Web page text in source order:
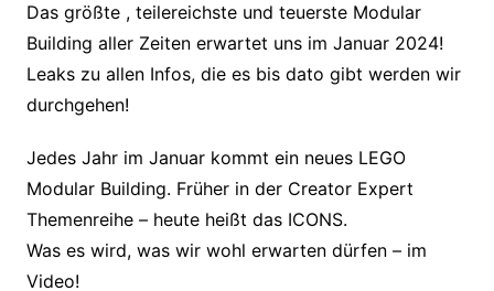
Das größte , teilereichste und teuerste Modular
Building aller Zeiten erwartet uns im Januar 2024!
Leaks zu allen Infos, die es bis dato gibt werden wir
durchgehen!
Jedes Jahr im Januar kommt ein neues LEGO
Modular Building. Früher in der Creator Expert
Themenreihe – heute heißt das ICONS.
Was es wird, was wir wohl erwarten dürfen – im
Video!